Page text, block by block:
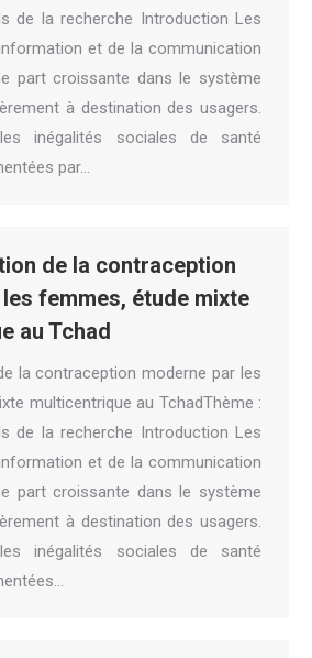
de la recherche Introduction Les
et de la communication
part croissante dans le système
à destination des usagers.
les inégalités sociales de santé
par…
de la contraception
femmes, étude mixte
au Tchad
la contraception moderne par les
multicentrique au TchadThème :
de la recherche Introduction Les
et de la communication
part croissante dans le système
à destination des usagers.
les inégalités sociales de santé